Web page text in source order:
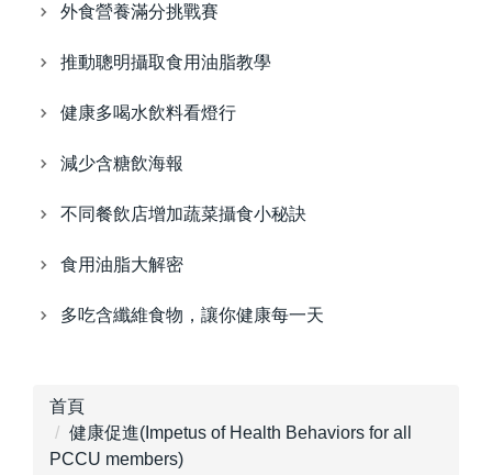
外食營養滿分挑戰賽
推動聰明攝取食用油脂教學
健康多喝水飲料看燈行
減少含糖飲海報
不同餐飲店增加蔬菜攝食小秘訣
食用油脂大解密
多吃含纖維食物，讓你健康每一天
首頁
健康促進(Impetus of Health Behaviors for all
PCCU members)